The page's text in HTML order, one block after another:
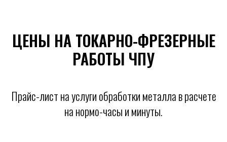
ЦЕНЫ НА ТОКАРНО-ФРЕЗЕРНЫЕ
РАБОТЫ ЧПУ
Прайс-лист на услуги обработки металла в расчете
на нормо-часы и минуты.